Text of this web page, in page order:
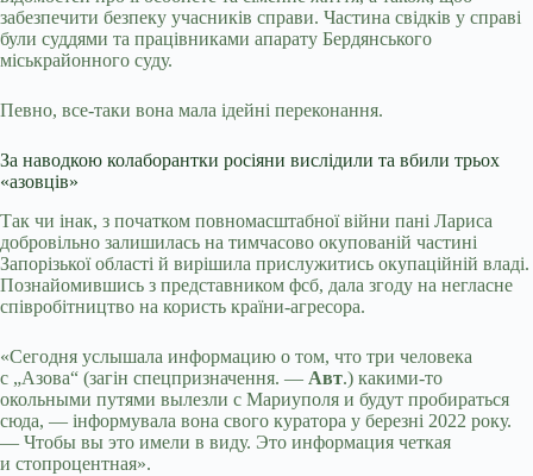
забезпечити безпеку учасників справи. Частина свідків у справі
були суддями та працівниками апарату Бердянського
міськрайонного суду.
Певно, все-таки вона мала ідейні переконання.
За наводкою колаборантки росіяни вислідили та вбили трьох
«азовців»
Так чи інак, з початком повномасштабної війни пані Лариса
добровільно залишилась на тимчасово окупованій частині
Запорізької області й вирішила прислужитись окупаційній владі.
Познайомившись з представником фсб, дала згоду на негласне
співробітництво на користь країни-агресора.
«Сегодня услышала информацию о том, что три человека
с „Азова“ (загін спецпризначення. — Авт.) какими-то
окольными путями вылезли с Мариуполя и будут пробираться
сюда, — інформувала вона свого куратора у березні 2022 року.
— Чтобы вы это имели в виду. Это информация четкая
и стопроцентная».